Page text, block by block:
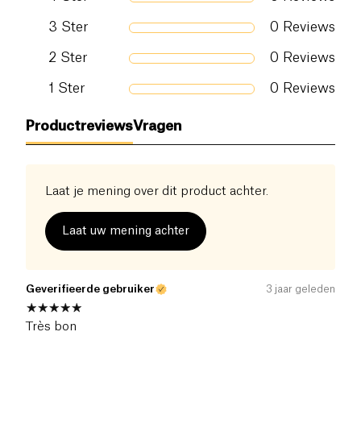
van hydroxyproline die bijdraagt aan de productie
3 Ster 0 Reviews
2 Ster 0 Reviews
1 Ster 0 Reviews
ProductreviewsVragen
Laat je mening over dit product achter.
Laat uw mening achter
Geverifieerde gebruiker 3 jaar geleden
Très bon